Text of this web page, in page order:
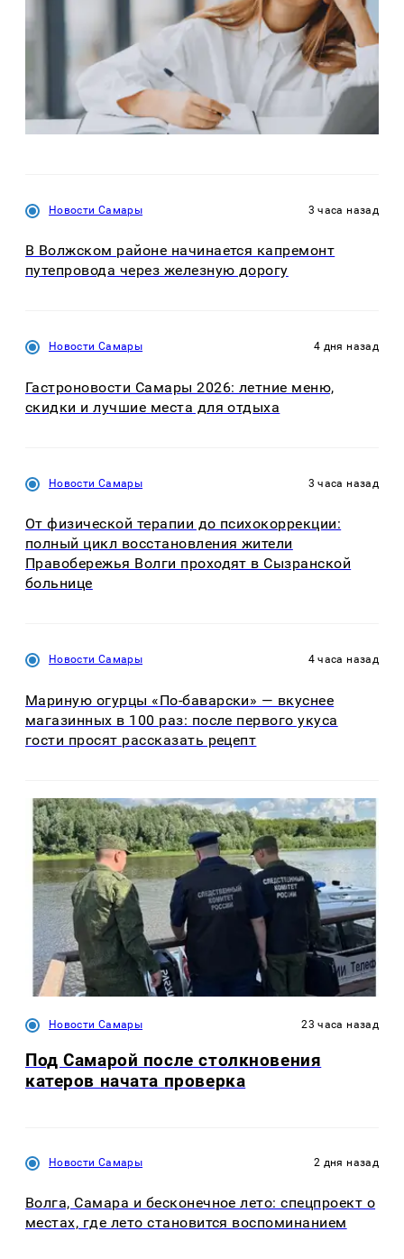
Новости Самары 3 часа назад
В Волжском районе начинается капремонт
путепровода через железную дорогу
Новости Самары 4 дня назад
Гастроновости Самары 2026: летние меню,
скидки и лучшие места для отдыха
Новости Самары 3 часа назад
От физической терапии до психокоррекции:
полный цикл восстановления жители
Правобережья Волги проходят в Сызранской
больнице
Новости Самары 4 часа назад
Мариную огурцы «По-баварски» — вкуснее
магазинных в 100 раз: после первого укуса
гости просят рассказать рецепт
Новости Самары 23 часа назад
Под Самарой после столкновения
катеров начата проверка
Новости Самары 2 дня назад
Волга, Самара и бесконечное лето: спецпроект о
местах, где лето становится воспоминанием